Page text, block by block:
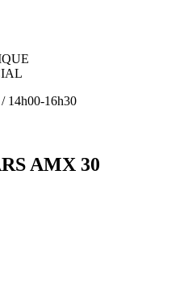
14h00-16h30
AMX 30